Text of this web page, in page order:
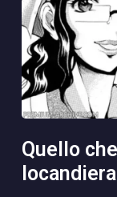
quello che volevo mangiare era la
locandiera